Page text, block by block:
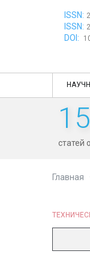
ISSN:
ISSN:
DOI:
статей
Главная